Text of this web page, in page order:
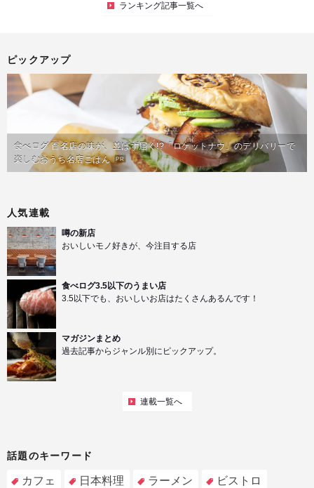
ランキング記事一覧へ
ピックアップ
食べログ 百名店の味が、並ばず届く!?「ロケットナウ」のデリバリーで
楽しむおうち名店ごはん PR
人気連載
噂の新店
おいしいモノ好きが、今注目する店
食べログ3.5以下のうまい店
3.5以下でも、おいしいお店はたくさんあるんです！
マガジンまとめ
過去記事からジャンル別にピックアップ。
連載一覧へ
話題のキーワード
カフェ 日本料理 ラーメン ビストロ